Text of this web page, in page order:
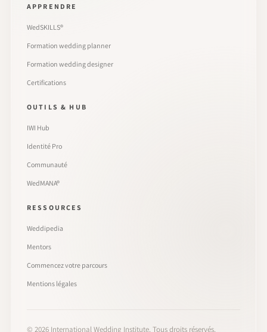
APPRENDRE
WedSKILLS®
Formation wedding planner
Formation wedding designer
Certifications
OUTILS & HUB
IWI Hub
Identité Pro
Communauté
WedMANA®
RESSOURCES
Weddipedia
Mentors
Commencez votre parcours
Mentions légales
© 2026 International Wedding Institute. Tous droits réservés.